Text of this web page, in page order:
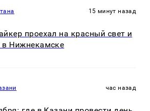
15 минут назад
проехал на красный свет и
в Нижнекамске
час назад